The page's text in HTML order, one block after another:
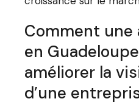
Comment une
en
améliorer la
d’une